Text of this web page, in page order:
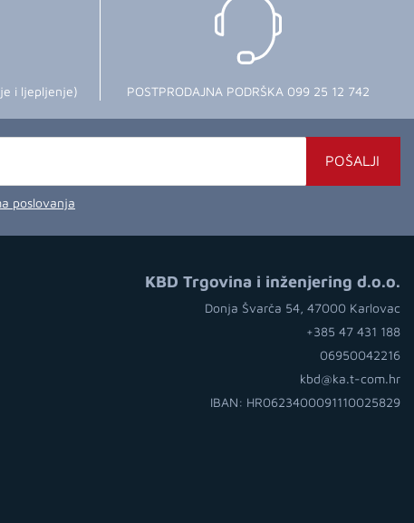
i ljepljenje) POSTPRODAJNA PODRŠKA 099 25 12 742
POŠALJI
poslovanja
KBD Trgovina i inženjering d.o.o.
Donja Švarča 54, 47000 Karlovac
+385 47 431 188
06950042216
kbd@ka.t-com.hr
IBAN: HR0623400091110025829